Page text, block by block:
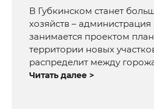
В Губкинском станет
хозяйств – администрация
занимается проектом
территории новых
распределит между
Читать далее >